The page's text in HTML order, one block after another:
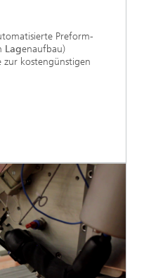
Preform-
Lagenaufbau)
zur kostengünstigen